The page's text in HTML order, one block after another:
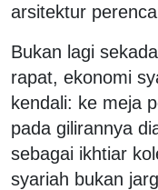
arsitektur
Bukan lagi
rapat, ekonomi
kendali: ke meja
pada gilirannya
sebagai ikhtiar
syariah bukan